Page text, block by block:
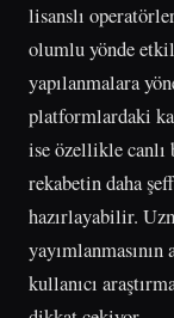
lisanslı
olumlu yönde
yapılanmalara
platformlardaki
ise özellikle canlı
rekabetin daha
hazırlayabilir.
kullanıcı